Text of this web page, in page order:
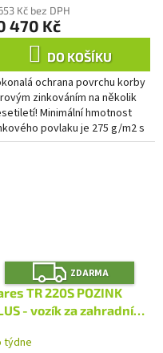
Kč bez DPH
470 Kč
DO KOŠÍKU
ochrana povrchu korby
zinkováním na několik
Minimální hmotnost
povlaku je 275 g/m2 s
velmi jemných zinkových
Z
D
A
R
M
ZDARMA
TR 220S POZINK
- vozík za zahradní
týdne